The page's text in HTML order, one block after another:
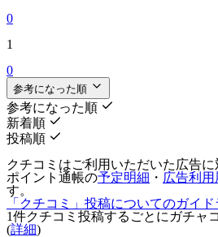
0
1
0
参考になった順
参考になった順
新着順
投稿順
クチコミはご利用いただいた広告に
ポイント通帳の予定明細 ・ 広告利用
す。
「クチコミ」投稿についてのガイ
1件クチコミ投稿するごとに ガチャ
(詳細)